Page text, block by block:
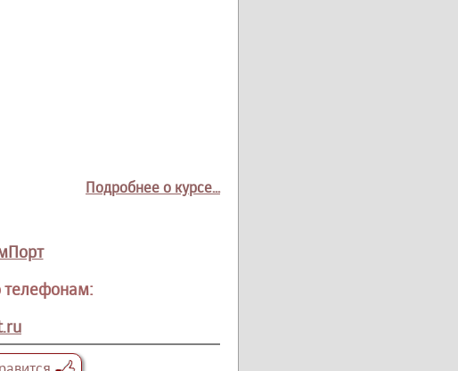
Подробнее о курсе...
телефонам: